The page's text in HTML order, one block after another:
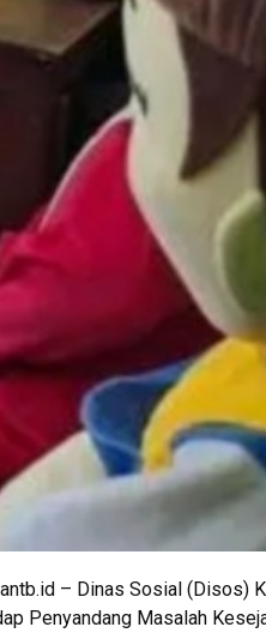
– Dinas Sosial (Disos)
Penyandang Masalah